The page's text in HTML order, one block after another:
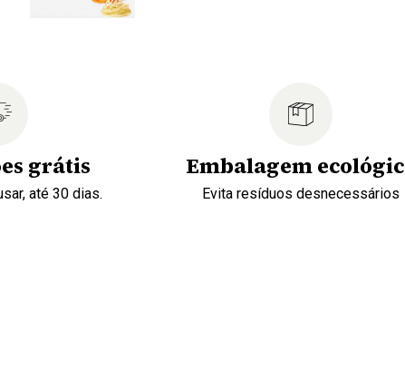
grátis
até 30 dias.
Embalagem
Evita resíduos desnecessários